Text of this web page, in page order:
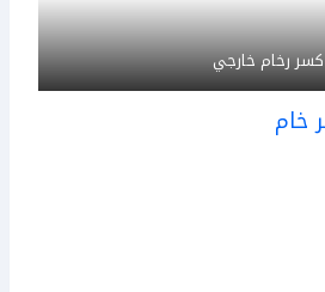
كسر رخام خارجي